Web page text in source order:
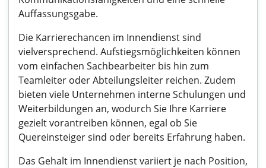
Auffassungsgabe.
Die Karrierechancen im Innendienst sind
vielversprechend. Aufstiegsmöglichkeiten können
vom einfachen Sachbearbeiter bis hin zum
Teamleiter oder Abteilungsleiter reichen. Zudem
bieten viele Unternehmen interne Schulungen und
Weiterbildungen an, wodurch Sie Ihre Karriere
gezielt vorantreiben können, egal ob Sie
Quereinsteiger sind oder bereits Erfahrung haben.
Das Gehalt im Innendienst variiert je nach Position,